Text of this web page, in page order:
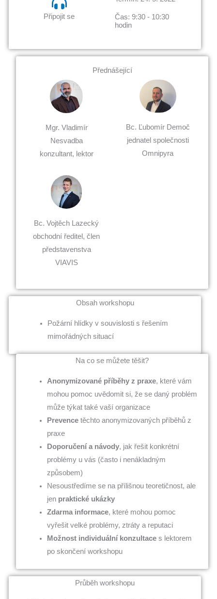
Připojit se
Čas: 9:30 - 10:30
hodin
Přednášející
Mgr. Vladimír
Nesvadba
konzultant, lektor
Bc. Ľubomír Demoč
jednatel společnosti
Omnipyra
Bc. Vojtěch Lazecký
obchodní ředitel, člen
představenstva
VIAVIS
Obsah workshopu
Požární hlídky v souvislosti s řešením
mimořádných situací
Na co se můžete těšit?
Anonymizované příběhy z praxe, které vám
mohou pomoc uvědomit si, že se daný problém
může týkat také vaší organizace
Prevencetěchto anonymizovaných příběhů z
praxe
Doporučení a návody, jak řešit konkrétní
problémy u vás (často i nenákladným
způsobem)
Nesoustředíme se na přílišnou teoretičnost, ale
jen praktické ukázky
Zdarma informace, které mohou pomoc
vyřešit velké problémy, ztráty a reputaci
Možnost individuální konzultaces lektorem
po skončení workshopu
Průběh workshopu